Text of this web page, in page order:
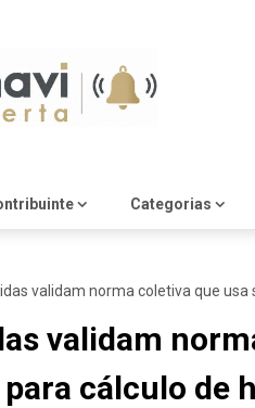
Categorias
validam norma coletiva que
validam
cálculo de